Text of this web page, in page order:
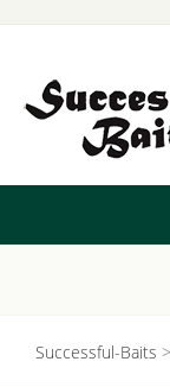
Successful-Baits >